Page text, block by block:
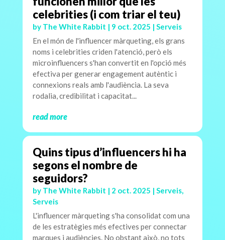
celebrities (i com triar el teu)
by The White Rabbit | 9 oct. 2025 | Serveis
En el món de l'influencer màrqueting, els grans
noms i celebrities criden l'atenció, però els
microinfluencers s'han convertit en l'opció més
efectiva per generar engagement autèntic i
connexions reals amb l'audiència. La seva
rodalia, credibilitat i capacitat...
read more
Quins tipus d’influencers hi ha
segons el nombre de
seguidors?
by The White Rabbit | 2 oct. 2025 | Serveis,
Serveis
L'influencer màrqueting s'ha consolidat com una
de les estratègies més efectives per connectar
marques i audiències. No obstant això, no tots